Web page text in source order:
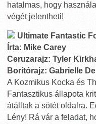
hatalmas, hogy
végét jelentheti!
Ultimate Fantastic
Írta: Mike Carey
Ceruzarajz: Tyler
Borítórajz: Gabrielle
A Kozmikus Kocka és
Fantasztikus állapota
átálltak a sötét oldalra.
Lény! Rá vár a feladat,